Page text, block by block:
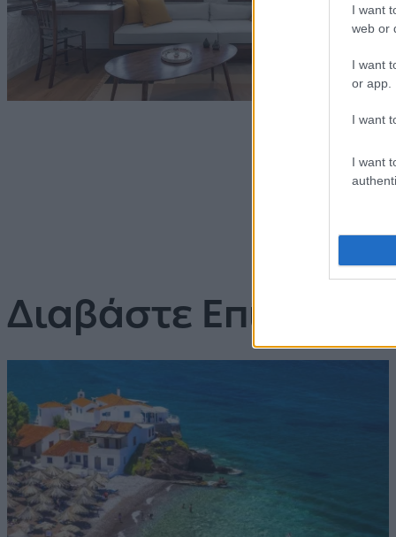
I want
web or
I want
or app.
I want
I want
Διαβάστε Επίσης